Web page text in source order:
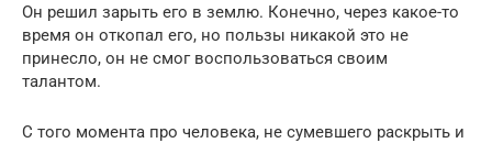
Он решил зарыть его в землю. Конечно, через какое-то
время он откопал его, но пользы никакой это не
принесло, он не смог воспользоваться своим
талантом.
С того момента про человека, не сумевшего раскрыть и